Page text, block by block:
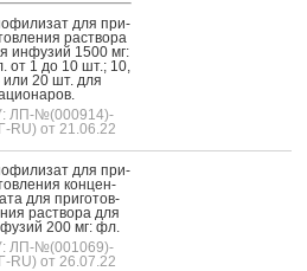
для при­
рас­тво­ра
ин­фу­зий 1500 мг:
от 1 до 10 шт.; 10,
или 20 шт. для
ЛП-№(000914)-
RU) от 21.06.22
для при­
кон­цен­
для при­готов­
рас­тво­ра для
200 мг: фл.
ЛП-№(001069)-
RU) от 26.07.22